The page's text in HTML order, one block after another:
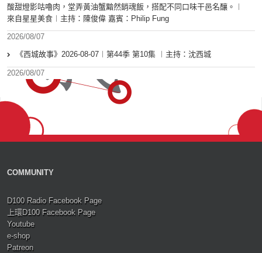
酸甜燈影咕嚕肉，堂弄黃油蟹黯然銷魂飯，搭配不同口味干邑名釀。︱
來自星星美食︱主持：陳俊偉 嘉賓：Philip Fung
2026/08/07
《西城故事》2026-08-07︱第44季 第10集 ︱主持：沈西城
2026/08/07
COMMUNITY
D100 Radio Facebook Page
上環D100 Facebook Page
Youtube
e-shop
Patreon